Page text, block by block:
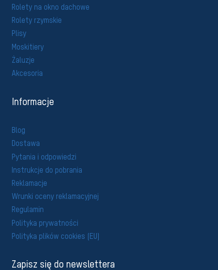
Rolety na okno dachowe
Rolety rzymskie
Plisy
Moskitiery
Żaluzje
Akcesoria
Informacje
Blog
Dostawa
Pytania i odpowiedzi
Instrukcje do pobrania
Reklamacje
Wrunki oceny reklamacyjnej
Regulamin
Polityka prywatności
Polityka plików cookies (EU)
Zapisz się do newslettera